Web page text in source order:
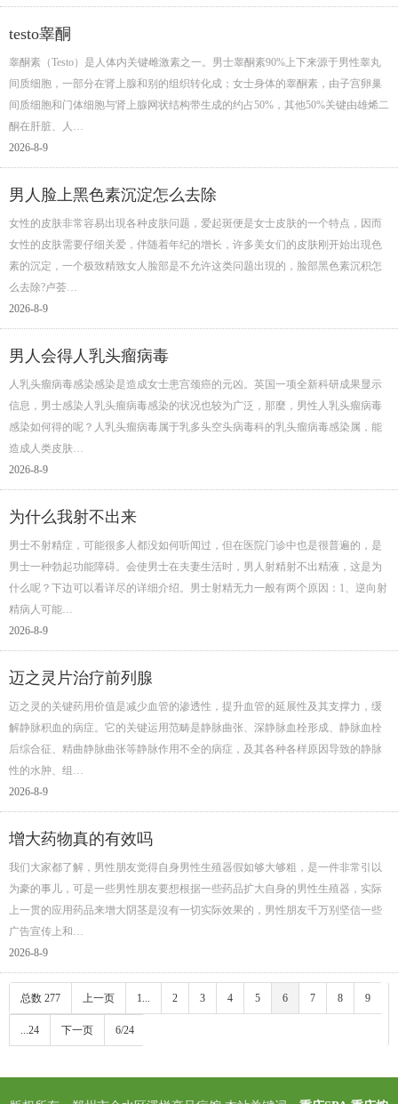
testo睾酮
睾酮素（Testo）是人体内关键雌激素之一。男士睾酮素90%上下来源于男性睾丸
间质细胞，一部分在肾上腺和别的组织转化成；女士身体的睾酮素，由子宫卵巢
间质细胞和门体细胞与肾上腺网状结构带生成的约占50%，其他50%关键由雄烯二
酮在肝脏、人…
2026-8-9
男人脸上黑色素沉淀怎么去除
女性的皮肤非常容易出現各种皮肤问题，爱起斑便是女士皮肤的一个特点，因而
女性的皮肤需要仔细关爱，伴随着年纪的增长，许多美女们的皮肤刚开始出現色
素的沉定，一个极致精致女人脸部是不允许这类问题出現的，脸部黑色素沉积怎
么去除?卢荟…
2026-8-9
男人会得人乳头瘤病毒
人乳头瘤病毒感染感染是造成女士患宫颈癌的元凶。英国一项全新科研成果显示
信息，男士感染人乳头瘤病毒感染的状况也较为广泛，那麼，男性人乳头瘤病毒
感染如何得的呢？人乳头瘤病毒属于乳多头空头病毒科的乳头瘤病毒感染属，能
造成人类皮肤…
2026-8-9
为什么我射不出来
男士不射精症，可能很多人都没如何听闻过，但在医院门诊中也是很普遍的，是
男士一种勃起功能障碍。会使男士在夫妻生活时，男人射精射不出精液，这是为
什么呢？下边可以看详尽的详细介绍。男士射精无力一般有两个原因：1、逆向射
精病人可能…
2026-8-9
迈之灵片治疗前列腺
迈之灵的关键药用价值是减少血管的渗透性，提升血管的延展性及其支撑力，缓
解静脉积血的病症。它的关键运用范畴是静脉曲张、深静脉血栓形成、静脉血栓
后综合征、精曲静脉曲张等静脉作用不全的病症，及其各种各样原因导致的静脉
性的水肿、组…
2026-8-9
增大药物真的有效吗
我们大家都了解，男性朋友觉得自身男性生殖器假如够大够粗，是一件非常引以
为豪的事儿，可是一些男性朋友要想根据一些药品扩大自身的男性生殖器，实际
上一贯的应用药品来增大阴茎是沒有一切实际效果的，男性朋友千万别坚信一些
广告宣传上和…
2026-8-9
总数 277 上一页 1... 2 3 4 5 6 7 8 9
...24 下一页 6/24